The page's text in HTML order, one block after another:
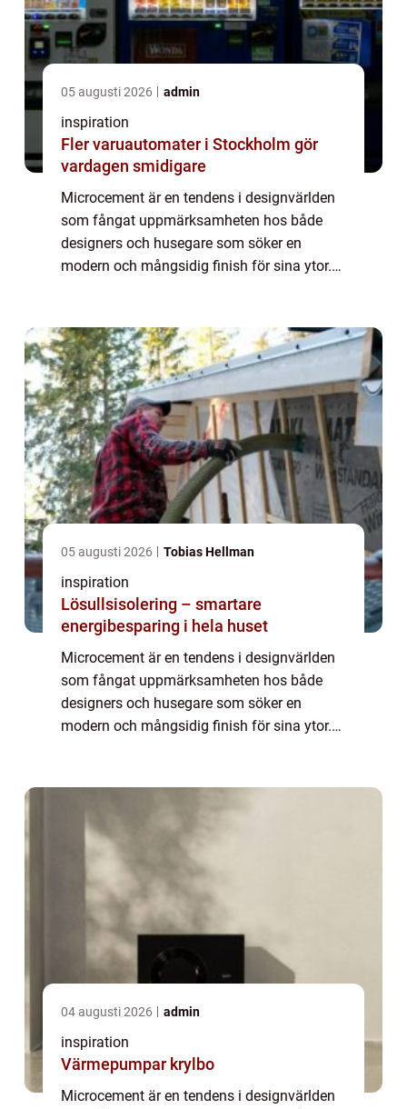
05 augusti 2026 admin
inspiration
Fler varuautomater i Stockholm gör
vardagen smidigare
Microcement är en tendens i designvärlden
som fångat uppmärksamheten hos både
designers och husegare som söker en
modern och mångsidig finish för sina ytor.
05 augusti 2026 Tobias Hellman
inspiration
Lösullsisolering – smartare
energibesparing i hela huset
Microcement är en tendens i designvärlden
som fångat uppmärksamheten hos både
designers och husegare som söker en
modern och mångsidig finish för sina ytor.
04 augusti 2026 admin
inspiration
Värmepumpar krylbo
Microcement är en tendens i designvärlden